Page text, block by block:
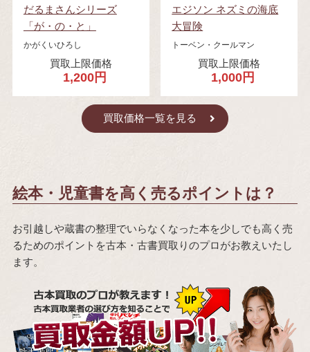
だるまさんシリーズ
「が・の・と」
かがくいひろし
買取上限価格
1,200円
エジソン ネズミの海底
大冒険
トーベン・クールマン
買取上限価格
1,000円
買取価格一覧を見る
絵本・児童書を高く売るポイントは？
お引越しや蔵書の整理でいらなくなった本を少しでも高く売
るためのポイントを古本・古書買取りのプロがお教えいたし
ます。